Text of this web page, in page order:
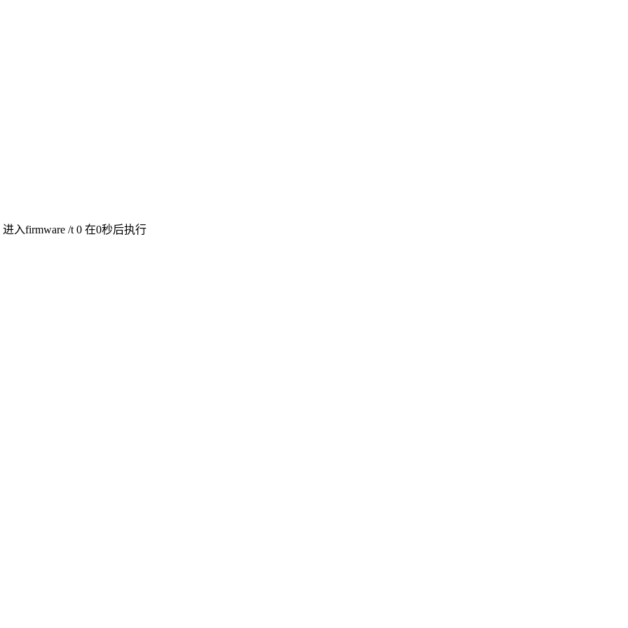
入firmware /t 0 在0秒后执行